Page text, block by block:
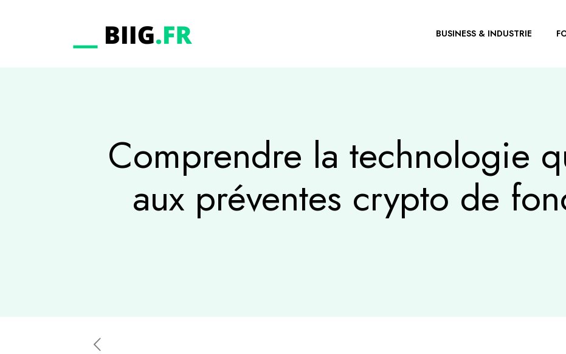
BUSINESS & INDUSTRIE
Comprendre la technologie
aux préventes crypto de